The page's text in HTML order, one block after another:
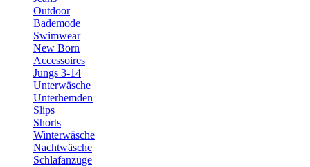
Outdoor
Bademode
Swimwear
New Born
Accessoires
Jungs 3-14
Unterwäsche
Unterhemden
Slips
Shorts
Winterwäsche
Nachtwäsche
Schlafanzüge